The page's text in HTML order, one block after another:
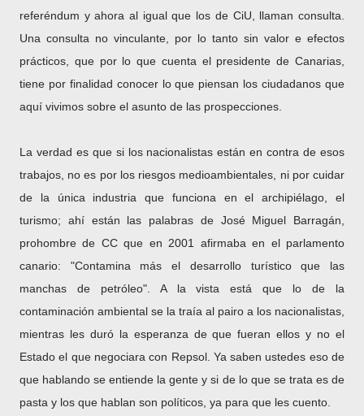
referéndum y ahora al igual que los de CiU, llaman consulta.
Una consulta no vinculante, por lo tanto sin valor e efectos
prácticos, que por lo que cuenta el presidente de Canarias,
tiene por finalidad conocer lo que piensan los ciudadanos que
aquí vivimos sobre el asunto de las prospecciones.
La verdad es que si los nacionalistas están en contra de esos
trabajos, no es por los riesgos medioambientales, ni por cuidar
de la única industria que funciona en el archipiélago, el
turismo; ahí están las palabras de José Miguel Barragán,
prohombre de CC que en 2001 afirmaba en el parlamento
canario: "Contamina más el desarrollo turístico que las
manchas de petróleo". A la vista está que lo de la
contaminación ambiental se la traía al pairo a los nacionalistas,
mientras les duró la esperanza de que fueran ellos y no el
Estado el que negociara con Repsol. Ya saben ustedes eso de
que hablando se entiende la gente y si de lo que se trata es de
pasta y los que hablan son políticos, ya para que les cuento.